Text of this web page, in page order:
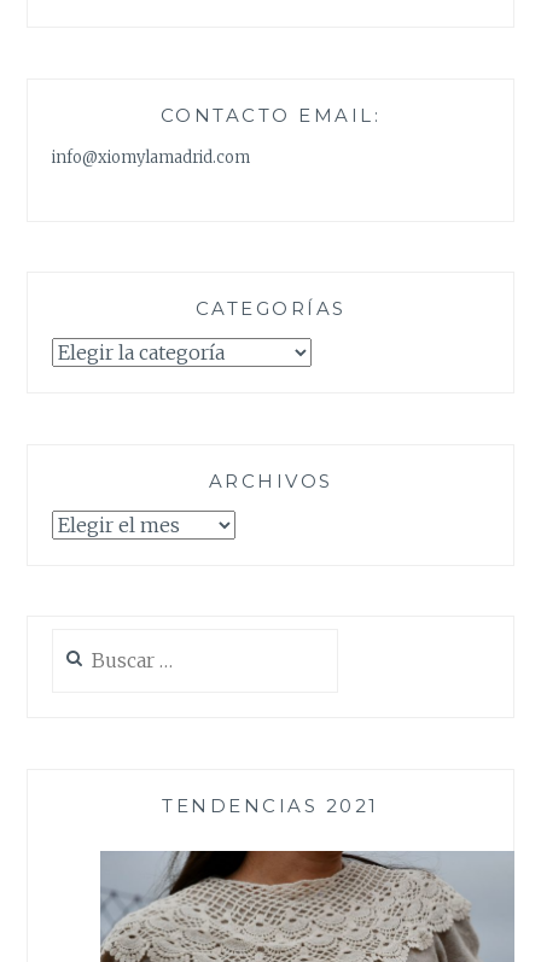
CONTACTO EMAIL:
info@xiomylamadrid.com
CATEGORÍAS
Categorías
ARCHIVOS
Archivos
TENDENCIAS 2021